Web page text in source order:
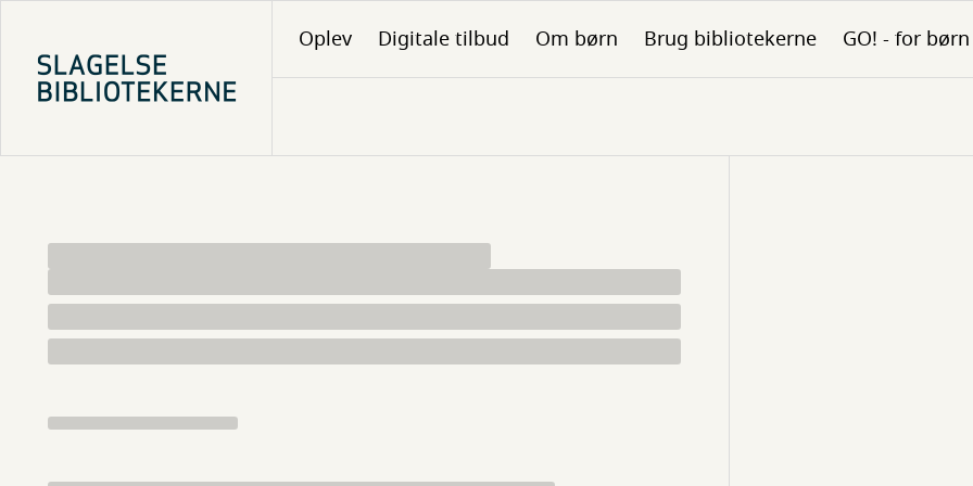
hovedindhold
Oplev Digitale tilbud Om børn Brug bibliotekerne GO! - for børn